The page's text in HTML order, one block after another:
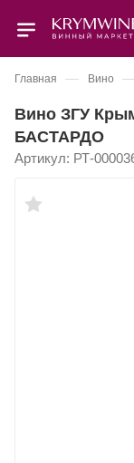
Главная — Вино
Вино ЗГУ
БАСТАРДО
Артикул: РТ-